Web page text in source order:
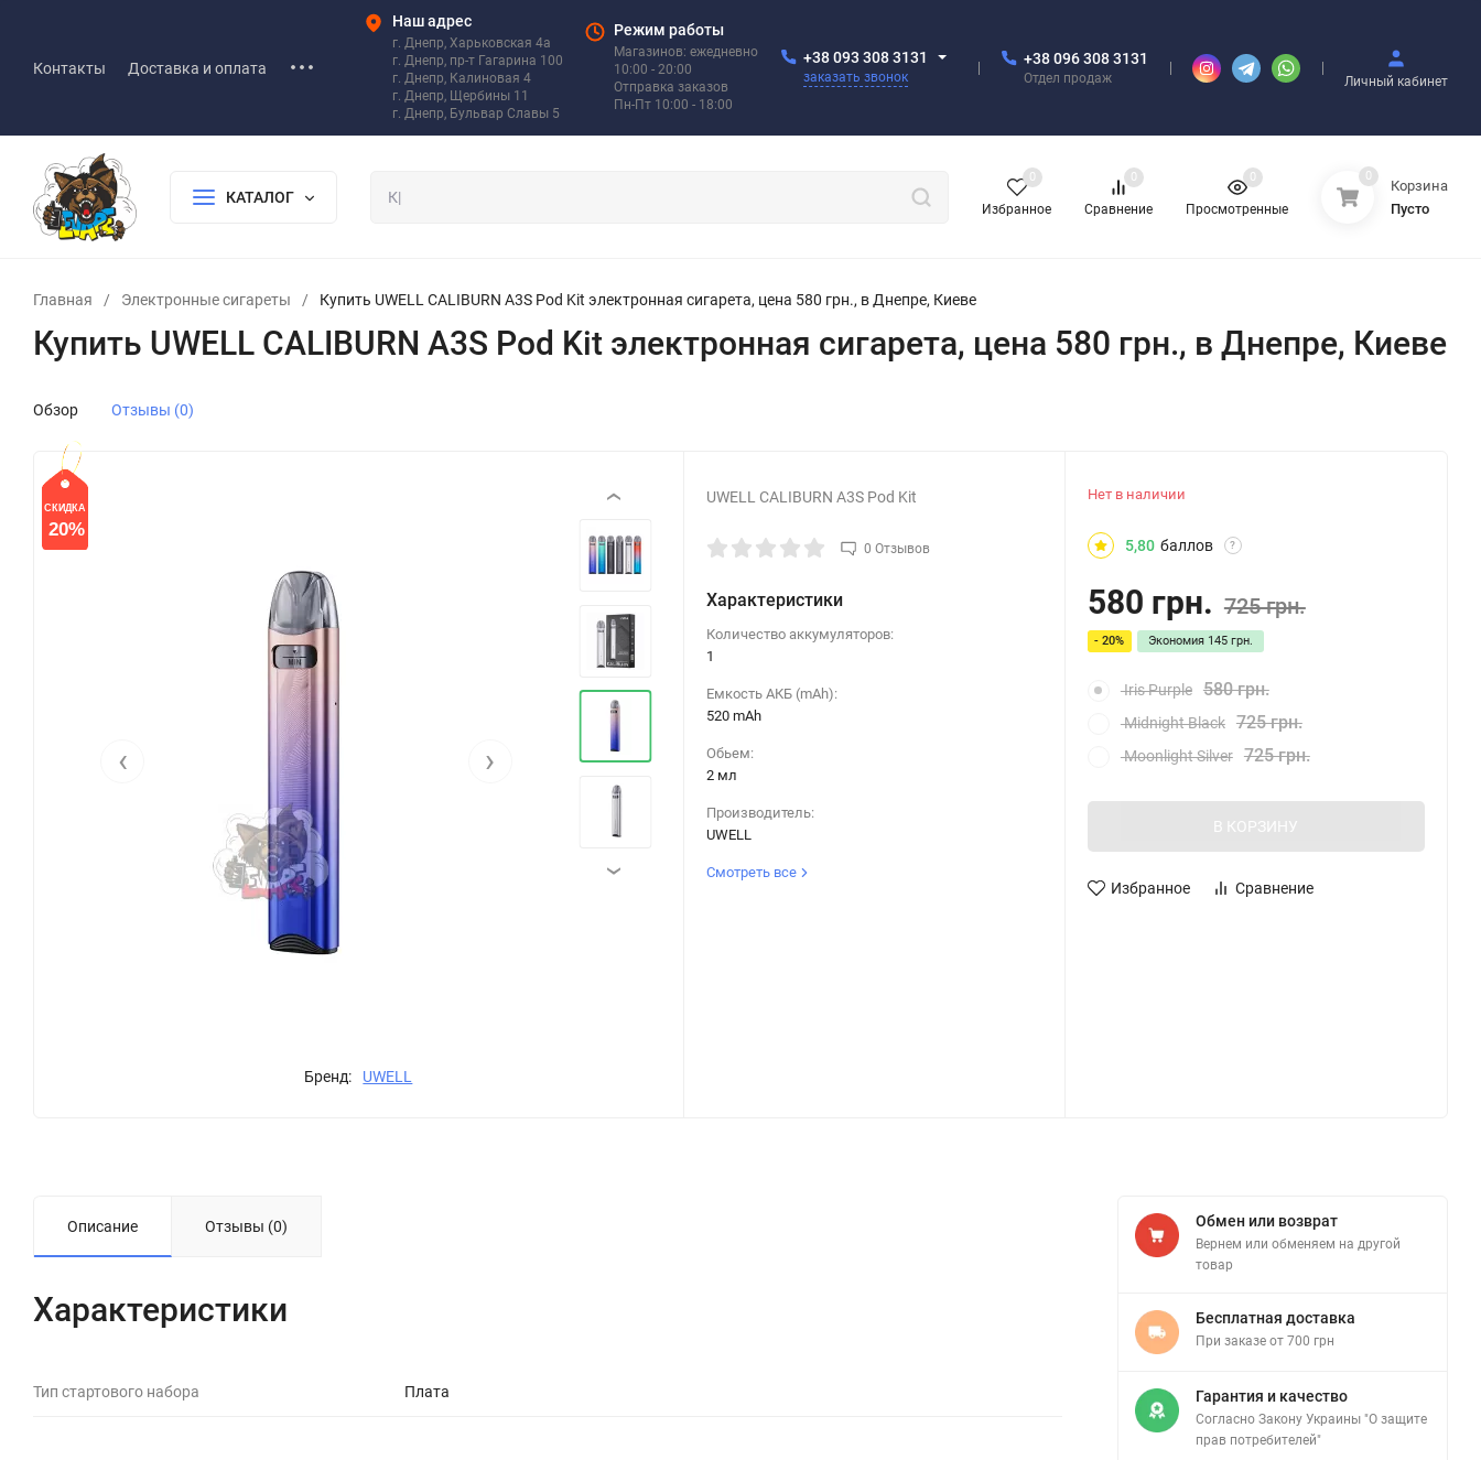
Контакты Доставка и оплата
Наш адрес
г. Днепр, Харьковская 4а
г. Днепр, пр-т Гагарина 100
г. Днепр, Калиновая 4
г. Днепр, Щербины 11
г. Днепр, Бульвар Славы 5
Режим работы
Магазинов: ежедневно
10:00 - 20:00
Отправка заказов
Пн-Пт 10:00 - 18:00
+38 093 308 3131
заказать звонок
+38 096 308 3131
Отдел продаж Личный кабинет
КАТАЛОГ
Избранное
0
Сравнение
0
Просмотренные
0 0
Корзина
Пусто
Главная / Электронные сигареты / Купить UWELL CALIBURN A3S Pod Kit электронная сигарета, цена 580 грн., в Днепре, Киеве
Купить UWELL CALIBURN A3S Pod Kit электронная сигарета, цена 580 грн., в Днепре, Киеве
Обзор Отзывы (0)
‹ ›
‹
›
СКИДКА
20%
Бренд: UWELL
UWELL CALIBURN A3S Pod Kit
0 Отзывов
Характеристики
Количество аккумуляторов:
1
Емкость АКБ (mAh):
520 mAh
Обьем:
2 мл
Производитель:
UWELL
Смотреть все
Нет в наличии
5,80 баллов ?
580 грн. 725 грн.
- 20% Экономия 145 грн.
Iris Purple 580 грн.
Midnight Black 725 грн.
Moonlight Silver 725 грн.
В КОРЗИНУ
Избранное Сравнение
Описание Отзывы (0)
Характеристики
Тип стартового набора Плата
Обмен или возврат
Вернем или обменяем на другой
товар
Бесплатная доставка
При заказе от 700 грн
Гарантия и качество
Согласно Закону Украины "О защите
прав потребителей"